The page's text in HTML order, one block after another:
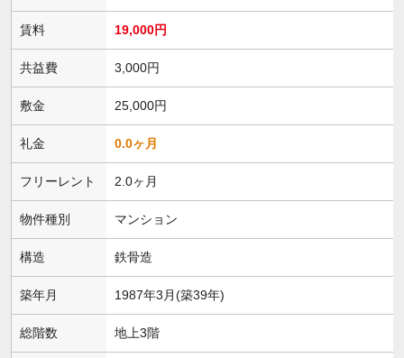
賃料 19,000円
共益費 3,000円
敷金 25,000円
礼金 0.0ヶ月
フリーレント 2.0ヶ月
物件種別 マンション
構造 鉄骨造
築年月 1987年3月(築39年)
総階数 地上3階